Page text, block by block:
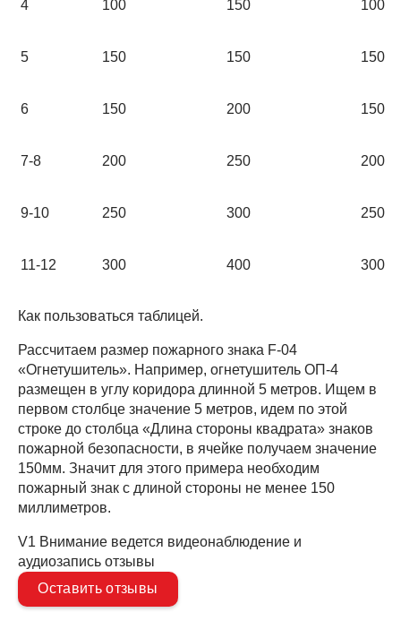
4 100 150 100
5 150 150 150
6 150 200 150
7-8 200 250 200
9-10 250 300 250
11-12 300 400 300
Как пользоваться таблицей.
Рассчитаем размер пожарного знака F-04
«Огнетушитель». Например, огнетушитель ОП-4
размещен в углу коридора длинной 5 метров. Ищем в
первом столбце значение 5 метров, идем по этой
строке до столбца «Длина стороны квадрата» знаков
пожарной безопасности, в ячейке получаем значение
150мм. Значит для этого примера необходим
пожарный знак с длиной стороны не менее 150
миллиметров.
V1 Внимание ведется видеонаблюдение и
аудиозапись отзывы
Оставить отзывы